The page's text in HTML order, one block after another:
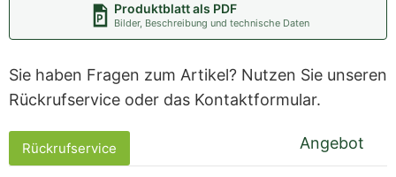
Produktblatt als PDF
Bilder, Beschreibung und technische Daten
Sie haben Fragen zum Artikel? Nutzen Sie unseren
Rückrufservice oder das Kontaktformular.
Rückrufservice Angebot